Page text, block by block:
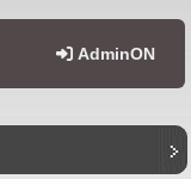
AdminON